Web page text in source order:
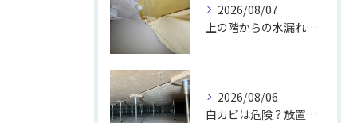
2026/08/07
上の階からの水漏れでカビ｜対処法と業者
2026/08/06
白カビは危険？放置のリスクと取り方